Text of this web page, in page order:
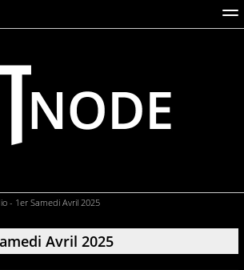
DOCUMENTATION
BROADCASTS
- 1er Samedi Avril 2025
Avril 2025